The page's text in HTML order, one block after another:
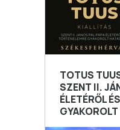
TOTUS
SZENT II.
ÉLETÉRŐL